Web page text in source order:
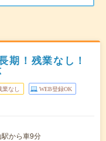
期！残業なし！
業なし WEB登録OK
から車9分